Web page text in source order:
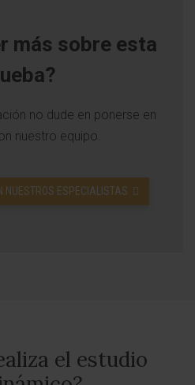
más sobre esta
no dude en ponerse en
nuestro equipo.
NUESTROS ESPECIALISTAS
el estudio